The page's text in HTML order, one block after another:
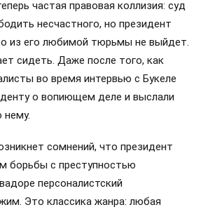
частая правовая коллизия: суд
несчастного, но президент
из его любимой тюрьмы не выйдет.
сидеть. Даже после того, как
во время интервью с Букеле
о вопиющем деле и выслали
нему.
сомнений, что президент
борьбы с преступностью
персоналистский
Это классика жанра: любая